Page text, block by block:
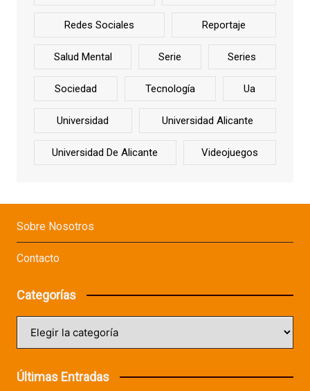
Redes Sociales Reportaje
Salud Mental Serie Series
Sociedad Tecnología Ua
Universidad Universidad Alicante
Universidad De Alicante Videojuegos
Sobre Nosotros
Contacto
Categorías
Últimas Entradas